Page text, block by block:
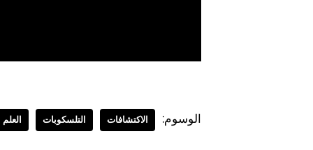
الوسوم: الاكتشافات التلسكوبات العلم